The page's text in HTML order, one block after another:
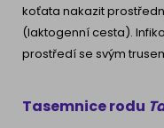
koťata nakazit
(laktogenní cesta).
prostředí se svým
Tasemnice rodu